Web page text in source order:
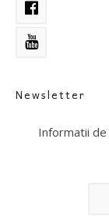
Newsletter
Informatii